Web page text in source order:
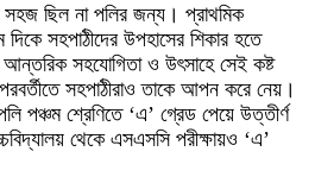
সহজ ছিল না পলির জন্য। প্রাথমিক
সহপাঠীদের উপহাসের শিকার হতে
সহযোগিতা ও উৎসাহে সেই কষ্ট
সহপাঠীরাও তাকে আপন করে নেয়।
পঞ্চম শ্রেণিতে ‘এ’ গ্রেড পেয়ে উত্তীর্ণ
থেকে এসএসসি পরীক্ষায়ও ‘এ’